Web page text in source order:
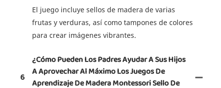
El juego incluye sellos de madera de varias
frutas y verduras, así como tampones de colores
para crear imágenes vibrantes.
6
¿Cómo Pueden Los Padres Ayudar A Sus Hijos
A Aprovechar Al Máximo Los Juegos De
Aprendizaje De Madera Montessori Sello De